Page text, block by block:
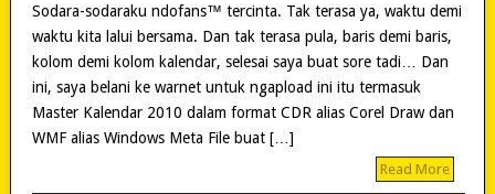
Sodara-sodaraku ndofans™ tercinta. Tak terasa ya, waktu demi
waktu kita lalui bersama. Dan tak terasa pula, baris demi baris,
kolom demi kolom kalendar, selesai saya buat sore tadi… Dan
ini, saya belani ke warnet untuk ngapload ini itu termasuk
Master Kalendar 2010 dalam format CDR alias Corel Draw dan
WMF alias Windows Meta File buat […]
Read More